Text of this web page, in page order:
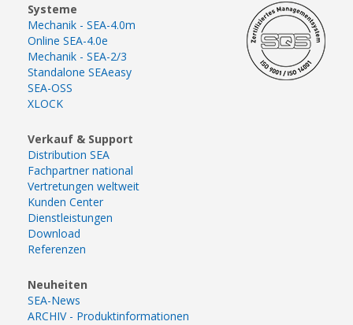
Systeme
Mechanik - SEA-4.0m
Online SEA-4.0e
Mechanik - SEA-2/3
Standalone SEAeasy
SEA-OSS
XLOCK
Verkauf & Support
Distribution SEA
Fachpartner national
Vertretungen weltweit
Kunden Center
Dienstleistungen
Download
Referenzen
Neuheiten
SEA-News
ARCHIV - Produktinformationen